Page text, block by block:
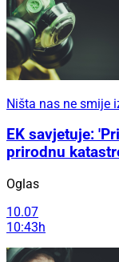
Ništa nas ne smije
EK savjetuje:
prirodnu
Oglas
10.07
10:43h